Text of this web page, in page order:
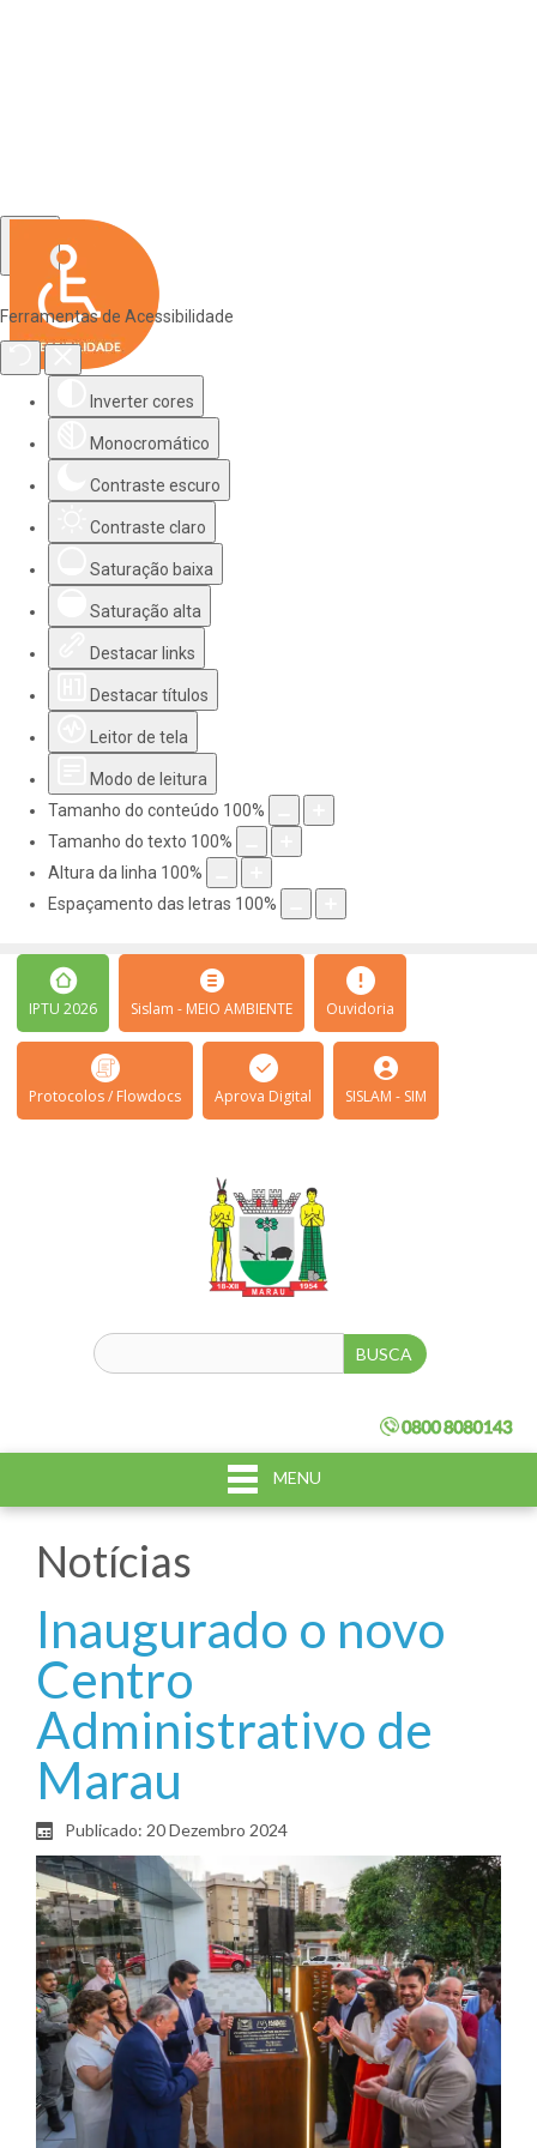
Ferramentas de Acessibilidade
Inverter cores
Monocromático
Contraste escuro
Contraste claro
Saturação baixa
Saturação alta
Destacar links
Destacar títulos
Leitor de tela
Modo de leitura
Tamanho do conteúdo 100%
Tamanho do texto 100%
Altura da linha 100%
Espaçamento das letras 100%
IPTU 2026 Sislam - MEIO AMBIENTE Ouvidoria
Protocolos / Flowdocs Aprova Digital SISLAM - SIM
MENU
Notícias
Inaugurado o novo
Centro
Administrativo de
Marau
Publicado: 20 Dezembro 2024